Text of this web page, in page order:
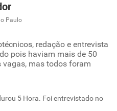
Paulo
redação e entrevista
pois haviam mais de 50
mas todos foram
5 Hora. Foi entrevistado no